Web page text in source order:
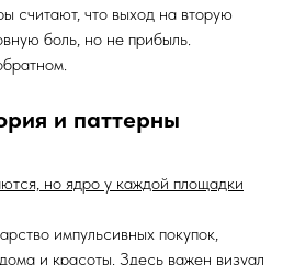
считают, что выход на вторую
боль, но не прибыль.
и паттерны
но ядро у каждой площадки
импульсивных покупок,
и красоты. Здесь важен визуал